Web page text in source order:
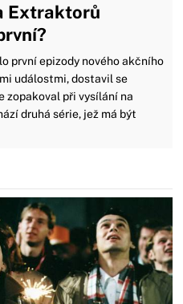
Extraktorů
první epizody nového akčního
událostmi, dostavil se
zopakoval při vysílání na
druhá série, jež má být